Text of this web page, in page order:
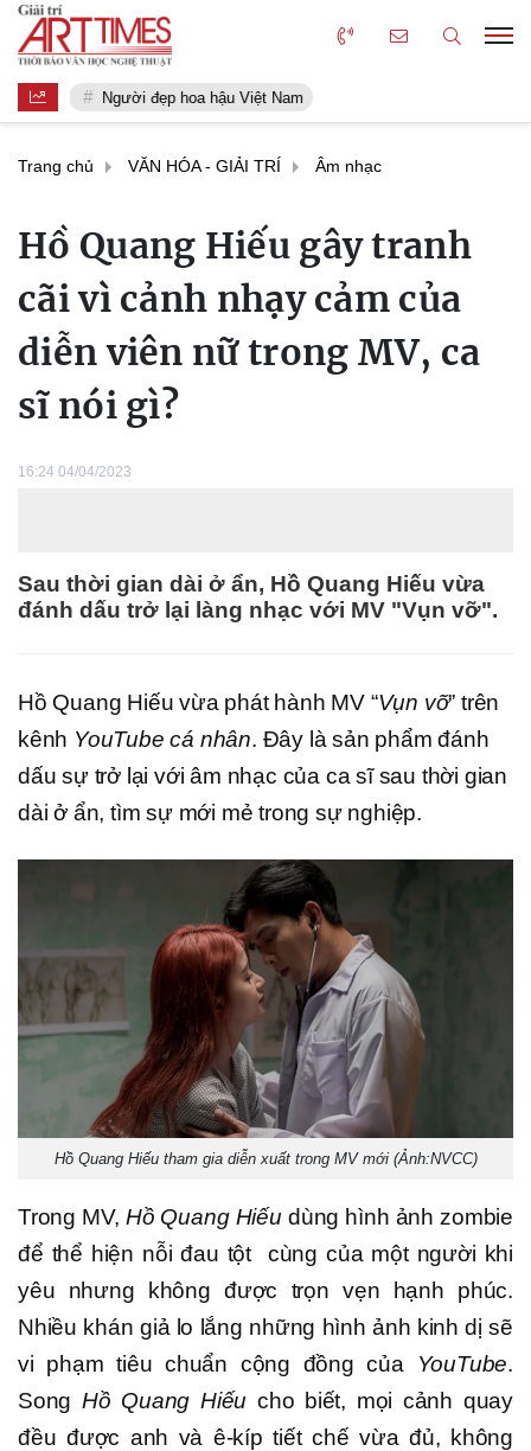
Người đẹp hoa hậu Việt Nam
Trang chủ VĂN HÓA - GIẢI TRÍ Âm nhạc
Hồ Quang Hiếu gây tranh
cãi vì cảnh nhạy cảm của
diễn viên nữ trong MV, ca
sĩ nói gì?
16:24 04/04/2023
Sau thời gian dài ở ẩn, Hồ Quang Hiếu vừa
đánh dấu trở lại làng nhạc với MV "Vụn vỡ".
Hồ Quang Hiếu vừa phát hành MV “Vụn vỡ” trên
kênh YouTube cá nhân. Đây là sản phẩm đánh
dấu sự trở lại với âm nhạc của ca sĩ sau thời gian
dài ở ẩn, tìm sự mới mẻ trong sự nghiệp.
Hồ Quang Hiếu tham gia diễn xuất trong MV mới (Ảnh:NVCC)
Trong MV, Hồ Quang Hiếu dùng hình ảnh zombie
để thể hiện nỗi đau tột cùng của một người khi
yêu nhưng không được trọn vẹn hạnh phúc.
Nhiều khán giả lo lắng những hình ảnh kinh dị sẽ
vi phạm tiêu chuẩn cộng đồng của
YouTube.
Song Hồ Quang Hiếu cho biết, mọi cảnh quay
đều được anh và ê-kíp tiết chế vừa đủ, không